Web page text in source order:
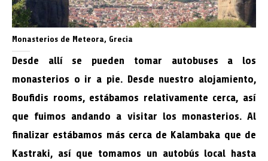
Monasterios de Meteora, Grecia
Desde allí se pueden tomar autobuses a los
monasterios o ir a pie. Desde nuestro alojamiento,
Boufidis rooms, estábamos relativamente cerca, así
que fuimos andando a visitar los monasterios. Al
finalizar estábamos más cerca de Kalambaka que de
Kastraki, así que tomamos un autobús local hasta